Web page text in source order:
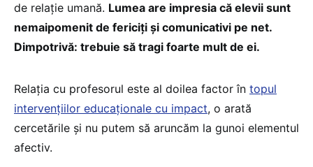
de relație umană. Lumea are impresia că elevii sunt
nemaipomenit de fericiți și comunicativi pe net.
Dimpotrivă: trebuie să tragi foarte mult de ei.
Relația cu profesorul este al doilea factor în topul
intervențiilor educaționale cu impact, o arată
cercetările și nu putem să aruncăm la gunoi elementul
afectiv.